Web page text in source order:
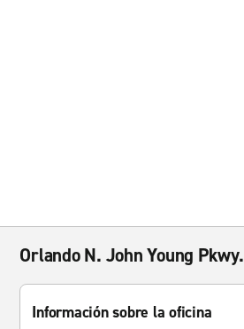
Orlando N. John Young Pkwy.
Información sobre la oficina